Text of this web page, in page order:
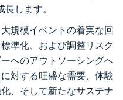
長します。
規模イベントの着実な回
準化、および調整リスク
へのアウトソーシングへ
対する旺盛な需要、体験
、そして新たなサステナ